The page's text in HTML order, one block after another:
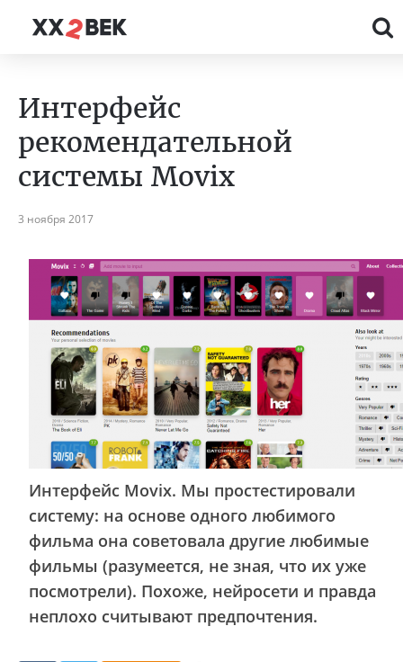
Интерфейс
рекомендательной
системы Movix
3 ноября 2017
Интерфейс Movix. Мы простестировали
систему: на основе одного любимого
фильма она советовала другие любимые
фильмы (разумеется, не зная, что их уже
посмотрели). Похоже, нейросети и правда
неплохо считывают предпочтения.